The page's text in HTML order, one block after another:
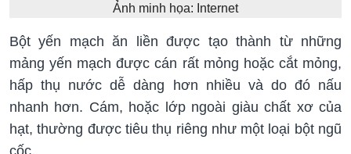
Ảnh minh họa: Internet
Bột yến mạch ăn liền được tạo thành từ những
mảng yến mạch được cán rất mỏng hoặc cắt mỏng,
hấp thụ nước dễ dàng hơn nhiều và do đó nấu
nhanh hơn. Cám, hoặc lớp ngoài giàu chất xơ của
hạt, thường được tiêu thụ riêng như một loại bột ngũ
cốc.